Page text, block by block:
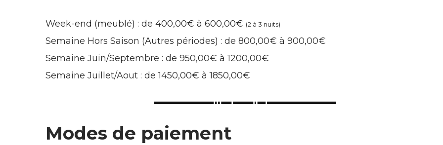
Week-end (meublé) : de 400,00€ à 600,00€ (2 à 3 nuits)
Semaine Hors Saison (Autres périodes) : de 800,00€ à 900,00€
Semaine Juin/Septembre : de 950,00€ à 1200,00€
Semaine Juillet/Aout : de 1450,00€ à 1850,00€
Modes de paiement